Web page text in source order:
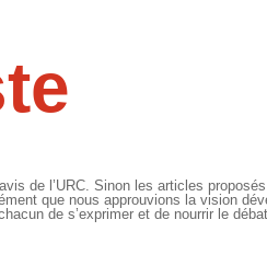
de l’URC. Sinon les articles
que nous approuvions la vision
de s’exprimer et de nourrir le